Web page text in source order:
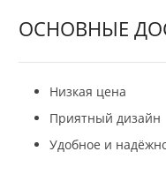
ОСНОВНЫЕ
Низкая цена
Приятный дизайн
Удобное и